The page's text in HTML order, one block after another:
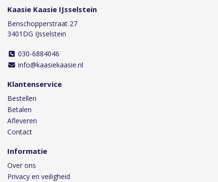
Kaasie Kaasie IJsselstein
Benschopperstraat 27
3401DG IJsselstein
030-6884046
info@kaasiekaasie.nl
Klantenservice
Bestellen
Betalen
Afleveren
Contact
Informatie
Over ons
Privacy en veiligheid